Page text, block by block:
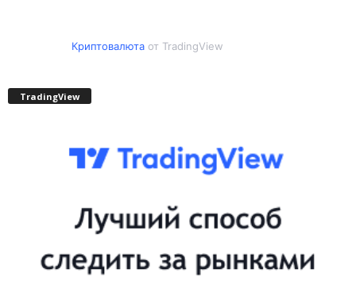
Криптовалютаот TradingView
TradingView